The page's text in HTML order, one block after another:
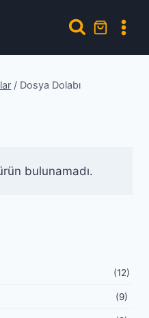
/ Dosya Dolabı
bulunamadı.
(12)
(9)